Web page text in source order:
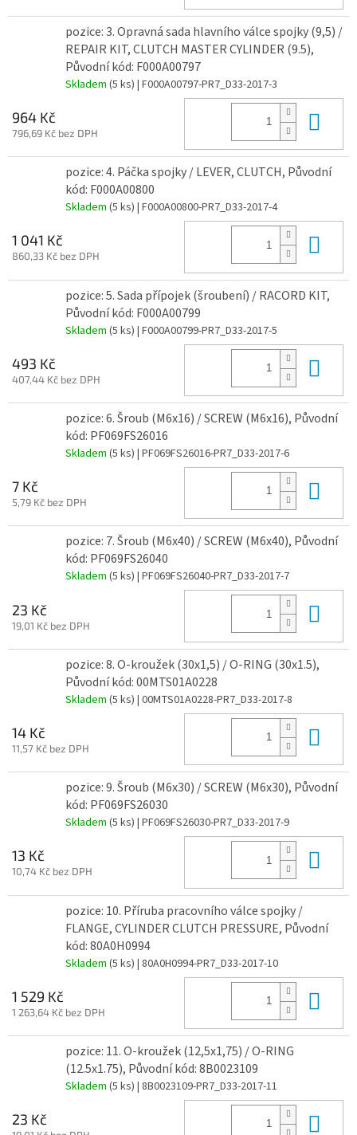
pozice: 3. Opravná sada hlavního válce spojky (9,5) /
REPAIR KIT, CLUTCH MASTER CYLINDER (9.5),
Původní kód: F000A00797
Skladem (5 ks) | F000A00797-PR7_D33-2017-3
964 Kč
796,69 Kč bez DPH
pozice: 4. Páčka spojky / LEVER, CLUTCH, Původní
kód: F000A00800
Skladem (5 ks) | F000A00800-PR7_D33-2017-4
1 041 Kč
860,33 Kč bez DPH
pozice: 5. Sada přípojek (šroubení) / RACORD KIT,
Původní kód: F000A00799
Skladem (5 ks) | F000A00799-PR7_D33-2017-5
493 Kč
407,44 Kč bez DPH
pozice: 6. Šroub (M6x16) / SCREW (M6x16), Původní
kód: PF069FS26016
Skladem (5 ks) | PF069FS26016-PR7_D33-2017-6
7 Kč
5,79 Kč bez DPH
pozice: 7. Šroub (M6x40) / SCREW (M6x40), Původní
kód: PF069FS26040
Skladem (5 ks) | PF069FS26040-PR7_D33-2017-7
23 Kč
19,01 Kč bez DPH
pozice: 8. O-kroužek (30x1,5) / O-RING (30x1.5),
Původní kód: 00MTS01A0228
Skladem (5 ks) | 00MTS01A0228-PR7_D33-2017-8
14 Kč
11,57 Kč bez DPH
pozice: 9. Šroub (M6x30) / SCREW (M6x30), Původní
kód: PF069FS26030
Skladem (5 ks) | PF069FS26030-PR7_D33-2017-9
13 Kč
10,74 Kč bez DPH
pozice: 10. Příruba pracovního válce spojky /
FLANGE, CYLINDER CLUTCH PRESSURE, Původní
kód: 80A0H0994
Skladem (5 ks) | 80A0H0994-PR7_D33-2017-10
1 529 Kč
1 263,64 Kč bez DPH
pozice: 11. O-kroužek (12,5x1,75) / O-RING
(12.5x1.75), Původní kód: 8B0023109
Skladem (5 ks) | 8B0023109-PR7_D33-2017-11
23 Kč